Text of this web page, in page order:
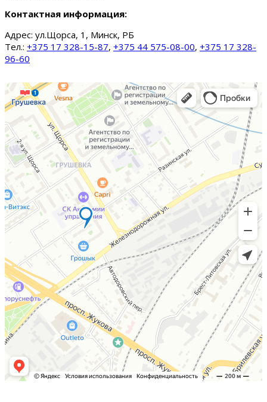
Контактная информация:
Адрес: ул.Щорса, 1, Минск, РБ
Тел.: +375 17 328-15-87, +375 44 575-08-00, +375 17 328-
96-60